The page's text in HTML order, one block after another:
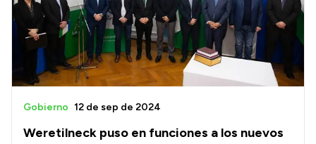
Weretilneck puso en funciones a los nuevos
Gobierno 12 de sep de 2024